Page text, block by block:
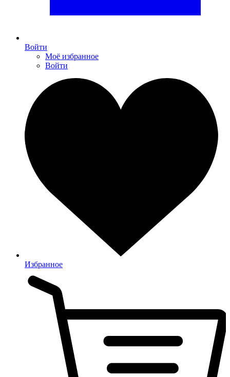
Войти
Моё избранное
Войти
Избранное